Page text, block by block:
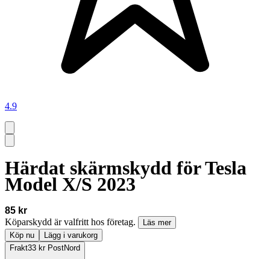
4.9
Härdat skärmskydd för Tesla
Model X/S 2023
85 kr
Köparskydd är valfritt hos företag.
Läs mer
Köp nu
Lägg i varukorg
Frakt33 kr PostNord